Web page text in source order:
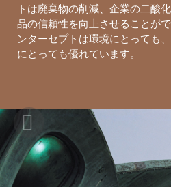
トは廃棄物の削減、企業の二酸
品の信頼性を向上させることが
ンターセプトは環境にとっても
にとっても優れています。